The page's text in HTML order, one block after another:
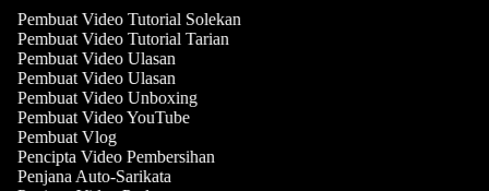
Pembuat Video Tutorial Solekan
Pembuat Video Tutorial Tarian
Pembuat Video Ulasan
Pembuat Video Ulasan
Pembuat Video Unboxing
Pembuat Video YouTube
Pembuat Vlog
Pencipta Video Pembersihan
Penjana Auto-Sarikata